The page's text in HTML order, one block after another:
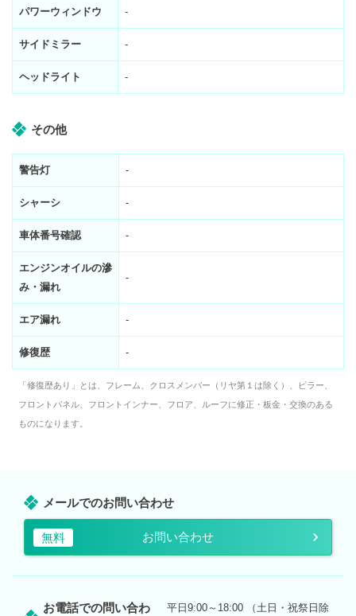
パワーウィンドウ -
サイドミラー -
ヘッドライト -
その他
警告灯 -
シャーシ -
車体番号確認 -
エンジンオイルの滲
み・漏れ
-
エア漏れ -
修復歴 -
「修復歴あり」とは、フレーム、クロスメンバー（リヤ第１は除く）、ピラー、
フロントパネル、フロントインナー、フロア、ルーフに修正・板金・交換のある
ものになります。
メールでのお問い合わせ
無料 お問い合わせ
お電話での問い合わ
平日9:00～18:00 （土日・祝祭日除